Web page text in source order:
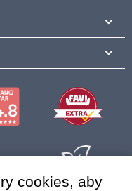
cookies, aby